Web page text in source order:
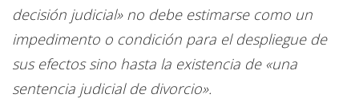
decisión judicial» no debe estimarse como un
impedimento o condición para el despliegue de
sus efectos sino hasta la existencia de «una
sentencia judicial de divorcio».